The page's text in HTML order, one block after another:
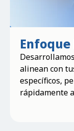
se
desafíos